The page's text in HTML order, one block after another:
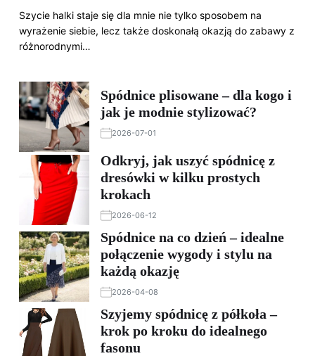
Szycie halki staje się dla mnie nie tylko sposobem na
wyrażenie siebie, lecz także doskonałą okazją do zabawy z
różnorodnymi…
Spódnice plisowane – dla kogo i
jak je modnie stylizować?
2026-07-01
Odkryj, jak uszyć spódnicę z
dresówki w kilku prostych
krokach
2026-06-12
Spódnice na co dzień – idealne
połączenie wygody i stylu na
każdą okazję
2026-04-08
Szyjemy spódnicę z półkoła –
krok po kroku do idealnego
fasonu